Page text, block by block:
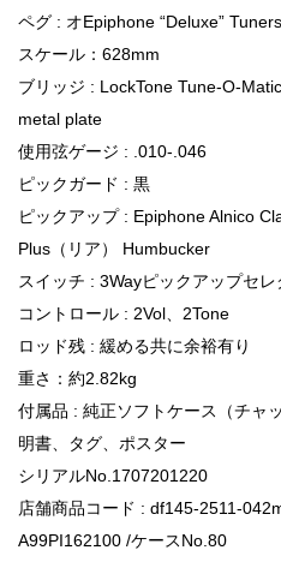
ペグ : オEpiphone “Deluxe”
スケール：628mm
ブリッジ : LockTone Tune-O-
metal plate
使用弦ゲージ : .010-.046
ピックガード : 黒
ピックアップ : Epiphone Alnico
Plus（リア） Humbucker
スイッチ : 3Wayピックアップセ
コントロール : 2Vol、2Tone
ロッド残 : 緩める共に余裕有り
重さ：約2.82kg
付属品 : 純正ソフトケース（チャ
明書、タグ、ポスター
シリアルNo.1707201220
店舗商品コード : df145-2511-
A99PI162100 /ケースNo.80